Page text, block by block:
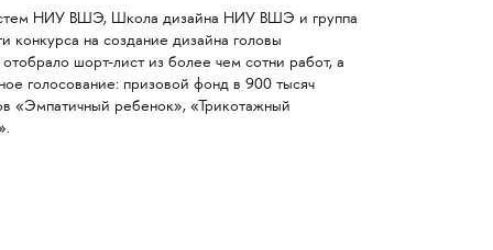
НИУ ВШЭ, Школа дизайна НИУ ВШЭ и группа
на создание дизайна головы
шорт-лист из более чем сотни работ, а
голосование: призовой фонд в 900 тысяч
«Эмпатичный ребенок», «Трикотажный